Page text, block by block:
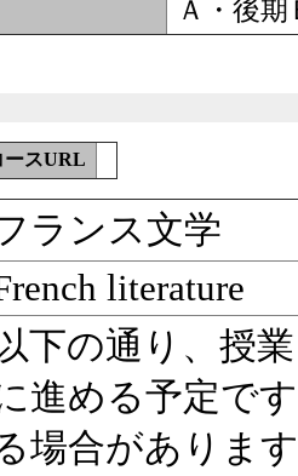
Ａ・後
ースURL
ランス文学
literature
下の通り、授
進める予定で
場合がありま